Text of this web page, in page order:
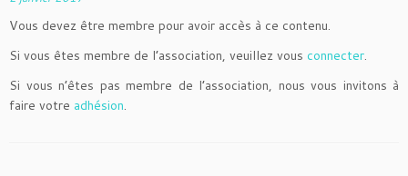
Vous devez être membre pour avoir accès à ce contenu.
Si vous êtes membre de l’association, veuillez vous connecter.
Si vous n’êtes pas membre de l’association, nous vous invitons à
faire votre adhésion.